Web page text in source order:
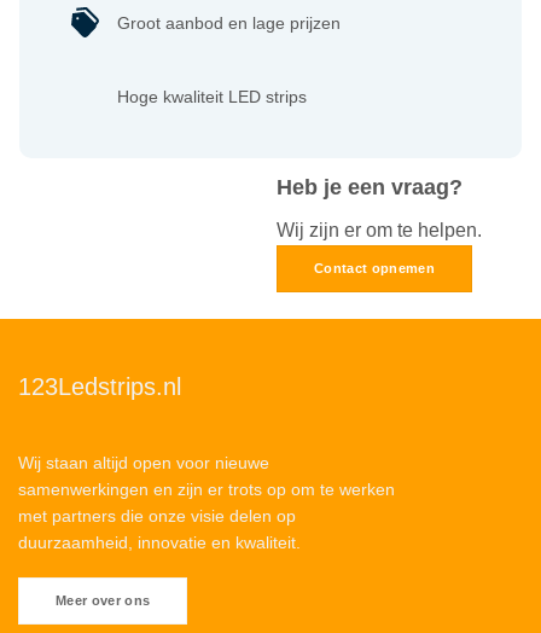
Heb je een vraag?
Wij zijn er om te helpen.
Contact opnemen
Groot aanbod en lage prijzen
Hoge kwaliteit LED strips
123Ledstrips.nl
Wij staan altijd open voor nieuwe
samenwerkingen en zijn er trots op om te werken
met partners die onze visie delen op
duurzaamheid, innovatie en kwaliteit.
Meer over ons